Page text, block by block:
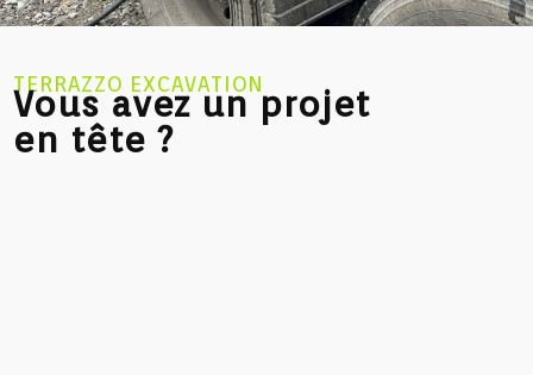
TERRAZZO EXCAVATION
Vous avez un projet
en tête ?